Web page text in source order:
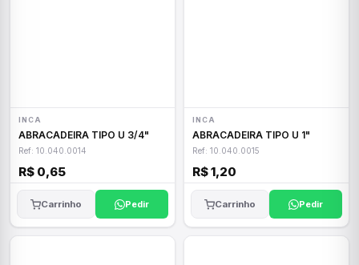
INCA
ABRACADEIRA TIPO U 3/4"
Ref: 10.040.0014
R$ 0,65
Carrinho Pedir
INCA
ABRACADEIRA TIPO U 1"
Ref: 10.040.0015
R$ 1,20
Carrinho Pedir